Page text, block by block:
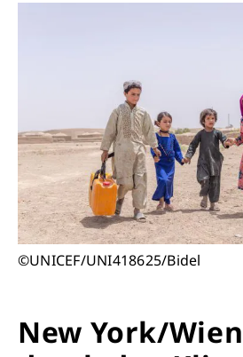
©UNICEF/UNI418625/Bidel
New York/